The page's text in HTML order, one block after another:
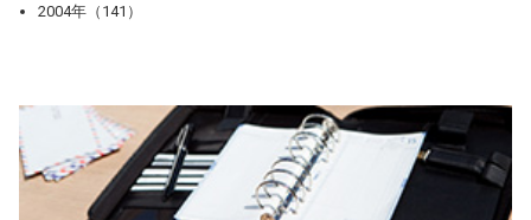
2004年（141）